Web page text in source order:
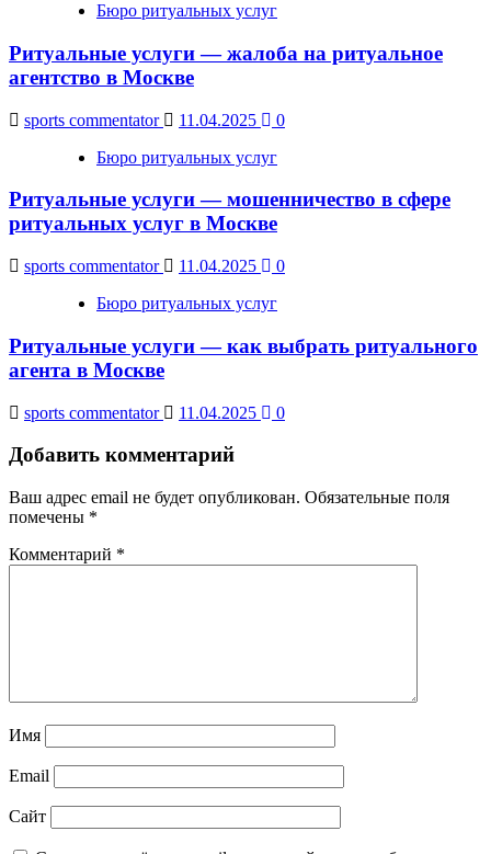
Бюро ритуальных услуг
Ритуальные услуги — жалоба на ритуальное
агентство в Москве
sports commentator 11.04.2025
0
Бюро ритуальных услуг
Ритуальные услуги — мошенничество в сфере
ритуальных услуг в Москве
sports commentator 11.04.2025
0
Бюро ритуальных услуг
Ритуальные услуги — как выбрать ритуального
агента в Москве
sports commentator 11.04.2025 0
Добавить комментарий
Ваш адрес email не будет опубликован. Обязательные поля
помечены *
Комментарий *
Имя
Email
Сайт